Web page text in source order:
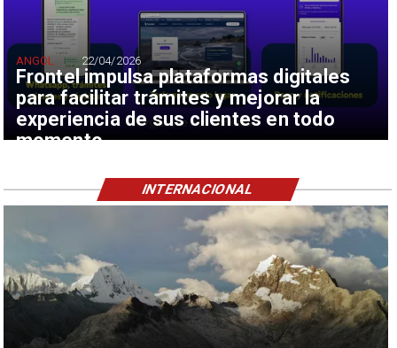
Frontel impulsa plataformas digitales
para facilitar trámites y mejorar la
experiencia de sus clientes en todo
momento
ANGOL 22/04/2026
INTERNACIONAL